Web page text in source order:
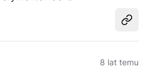
8 lat temu